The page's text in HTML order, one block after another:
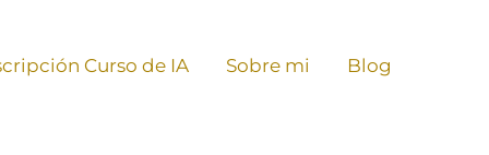
Curso de IA Sobre mi Blog